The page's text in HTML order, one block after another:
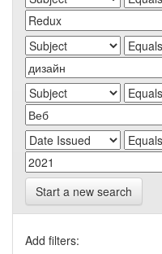
Start a new search
Add filters: